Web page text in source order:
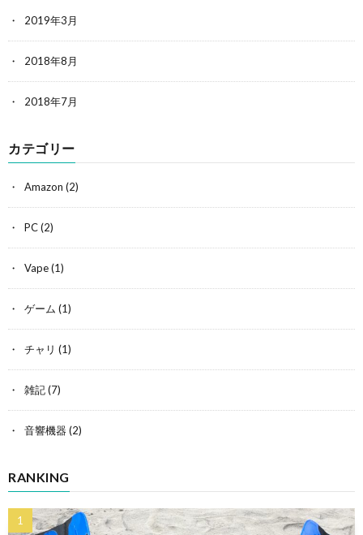
2019年3月
2018年8月
2018年7月
カテゴリー
Amazon (2)
PC(2)
Vape(1)
ゲーム (1)
チャリ (1)
雑記(7)
音響機器 (2)
RANKING